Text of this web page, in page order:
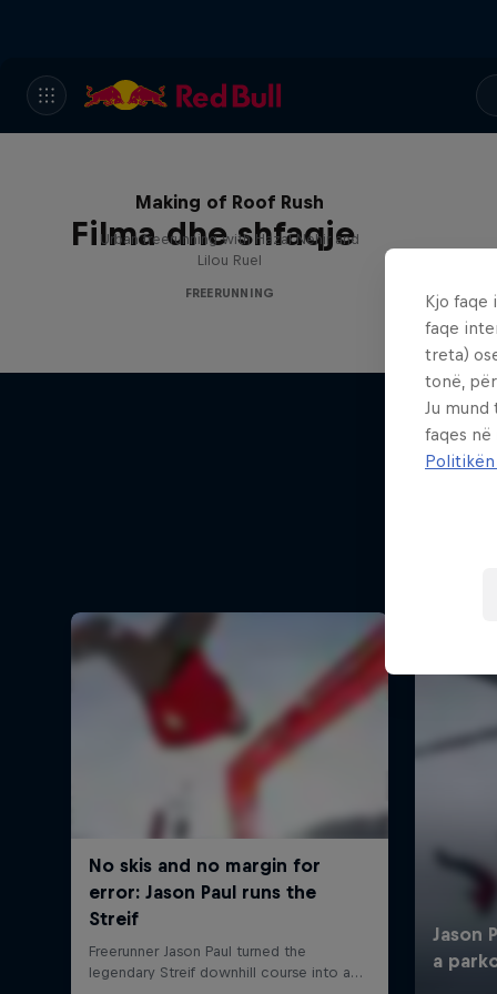
Filma dhe shfaqje
Making of Roof Rush
Urban freerunning with Hazal Nehir and
Lilou Ruel
FREERUNNING
Kjo faqe
faqe
treta)
tonë,
Ju
faqes